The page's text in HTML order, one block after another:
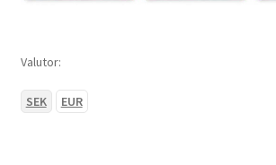
Valutor:
SEK EUR